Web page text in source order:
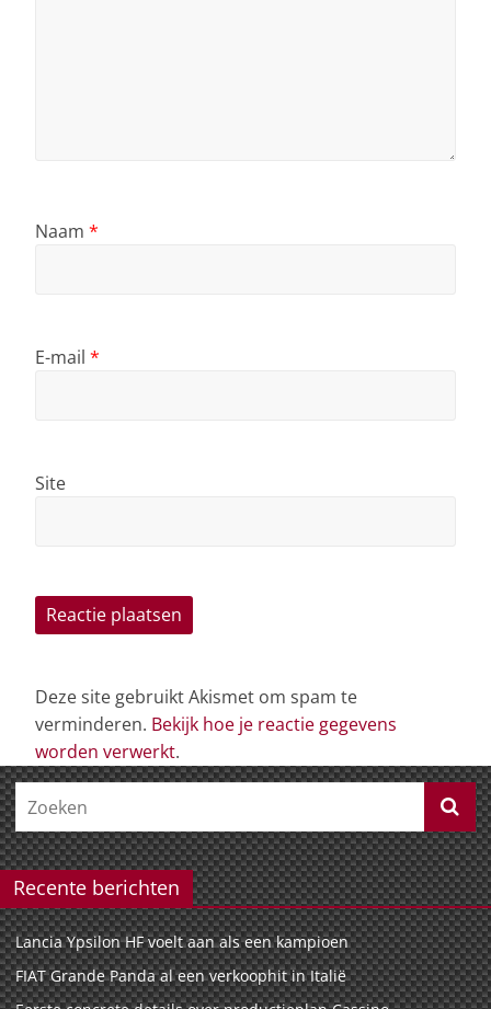
Naam *
E-mail *
Site
Deze site gebruikt Akismet om spam te
verminderen. Bekijk hoe je reactie gegevens
worden verwerkt.
Recente berichten
Lancia Ypsilon HF voelt aan als een kampioen
FIAT Grande Panda al een verkoophit in Italië